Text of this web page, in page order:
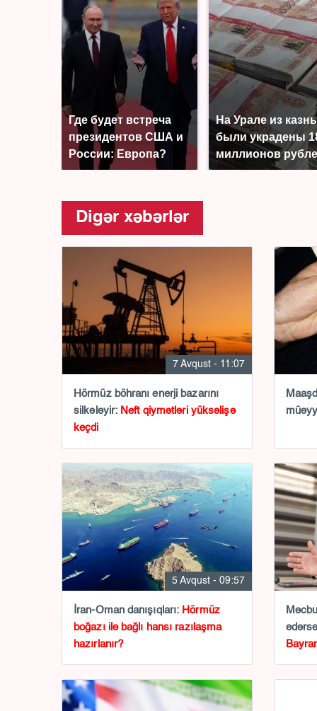
Где будет встреча
президентов США и
России: Европа?
На Урале из
были украдены
миллионов
Digər xəbərlər
7 Avqust - 11:07
Hörmüz böhranı enerji bazarını
silkələyir: Neft qiymətləri yüksəlişə
keçdi
5 Avqust - 09:57
İran-Oman danışıqları: Hörmüz
boğazı ilə bağlı hansı razılaşma
hazırlanır?